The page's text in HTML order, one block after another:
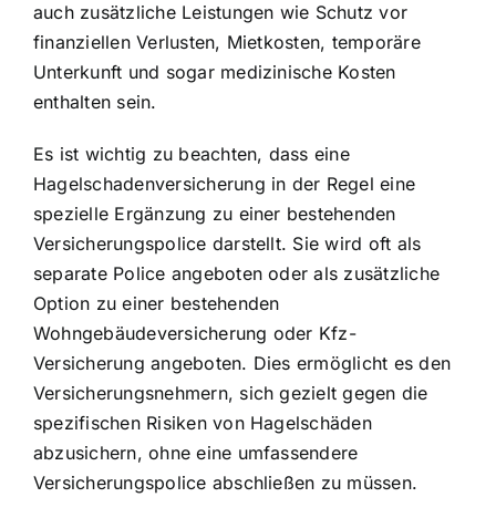
auch zusätzliche Leistungen wie Schutz vor
finanziellen Verlusten, Mietkosten, temporäre
Unterkunft und sogar medizinische Kosten
enthalten sein.
Es ist wichtig zu beachten, dass eine
Hagelschadenversicherung in der Regel eine
spezielle Ergänzung zu einer bestehenden
Versicherungspolice darstellt. Sie wird oft als
separate Police angeboten oder als zusätzliche
Option zu einer bestehenden
Wohngebäudeversicherung oder Kfz-
Versicherung angeboten. Dies ermöglicht es den
Versicherungsnehmern, sich gezielt gegen die
spezifischen Risiken von Hagelschäden
abzusichern, ohne eine umfassendere
Versicherungspolice abschließen zu müssen.